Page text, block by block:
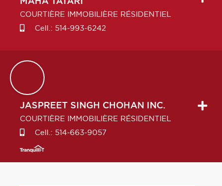
COURTIÈRE IMMOBILIÈRE RÉSIDENTIEL
Cell.: 514-993-6242
JASPREET SINGH CHOHAN INC.
COURTIÈRE IMMOBILIÈRE RÉSIDENTIEL
Cell.: 514-663-9057